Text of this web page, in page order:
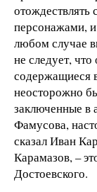
персонажами, и
любом случае
не следует,
содержащиеся
неосторожно
заключенные
Фамусова,
сказал Иван
Карамазов, –
Достоевского.